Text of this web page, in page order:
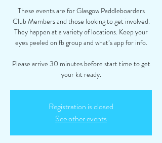
These events are for Glasgow Paddleboarders
Club Members and those looking to get involved.
They happen at a variety of locations. Keep your
eyes peeled on fb group and what’s app for info.
Please arrive 30 minutes before start time to get
your kit ready.
Registration is closed
See other events